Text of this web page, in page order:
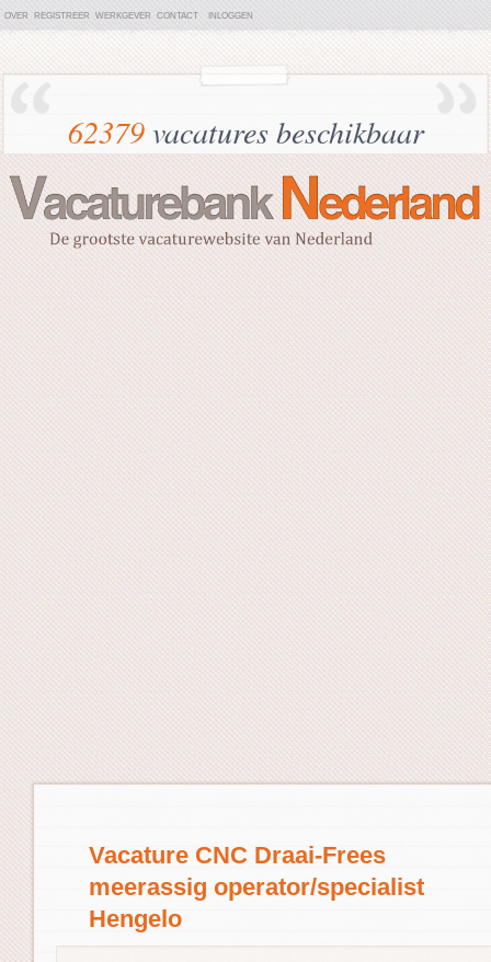
OVER REGISTREER WERKGEVER CONTACT INLOGGEN
62379vacatures beschikbaar
Vacature CNC Draai-Frees
meerassig operator/specialist
Hengelo